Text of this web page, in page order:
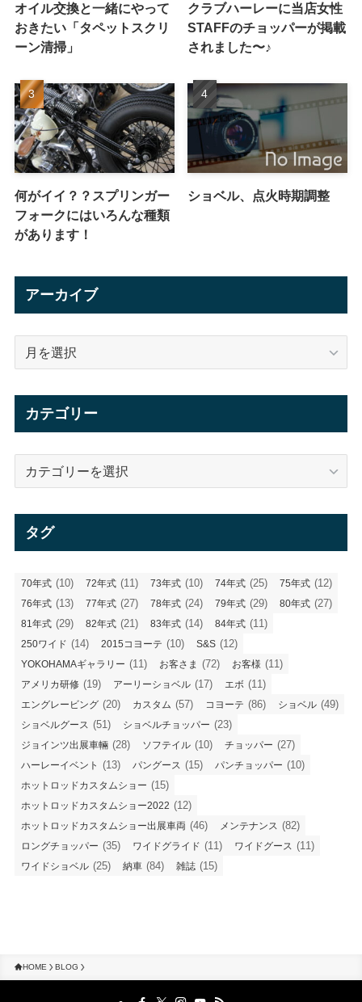
オイル交換と一緒にやって
おきたい「タペットスクリ
ーン清掃」
クラブハーレーに当店女性
STAFFのチョッパーが掲載
されました〜♪
何がイイ？？スプリンガー
フォークにはいろんな種類
があります！
ショベル、点火時期調整
アーカイブ
カテゴリー
タグ
70年式 (10) 72年式 (11) 73年式 (10) 74年式 (25) 75年式 (12)
76年式 (13) 77年式 (27) 78年式 (24) 79年式 (29) 80年式 (27)
81年式 (29) 82年式 (21) 83年式 (14) 84年式 (11)
250ワイド (14) 2015コヨーテ (10) S&S (12)
YOKOHAMAギャラリー (11) お客さま (72) お客様 (11)
アメリカ研修 (19) アーリーショベル (17) エボ (11)
エングレービング (20) カスタム (57) コヨーテ (86) ショベル (49)
ショベルグース (51) ショベルチョッパー (23)
ジョインツ出展車輛 (28) ソフテイル (10) チョッパー (27)
ハーレーイベント (13) パングース (15) パンチョッパー (10)
ホットロッドカスタムショー (15)
ホットロッドカスタムショー2022 (12)
ホットロッドカスタムショー出展車両 (46) メンテナンス (82)
ロングチョッパー (35) ワイドグライド (11) ワイドグース (11)
ワイドショベル (25) 納車 (84) 雑誌 (15)
HOME BLOG